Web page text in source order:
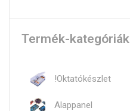
Termék-kategóriák
!Oktatókészlet
Alappanel